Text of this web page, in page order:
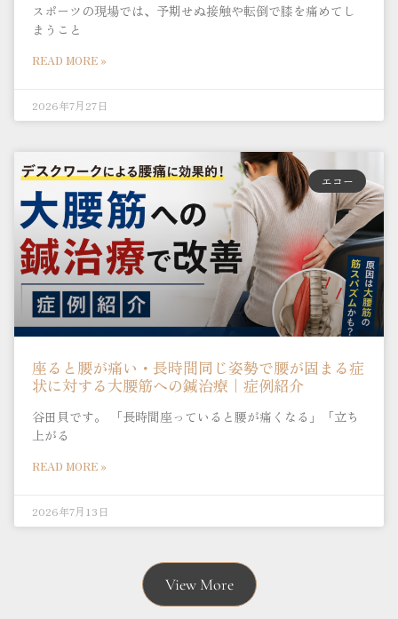
スポーツの現場では、予期せぬ接触や転倒で膝を痛めてし
まうこと
READ MORE »
2026年7月27日
エコー
座ると腰が痛い・長時間同じ姿勢で腰が固まる症
状に対する大腰筋への鍼治療｜症例紹介
谷田貝です。 「長時間座っていると腰が痛くなる」「立ち
上がる
READ MORE »
2026年7月13日
View More